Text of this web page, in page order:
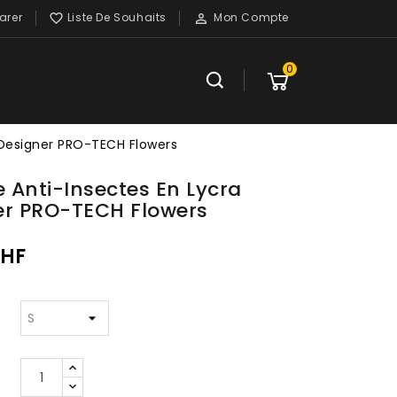
 Mon Compte
 Liste De Souhaits
0
PRO-TECH Flowers
Anti-Insectes En Lycra
PRO-TECH Flowers